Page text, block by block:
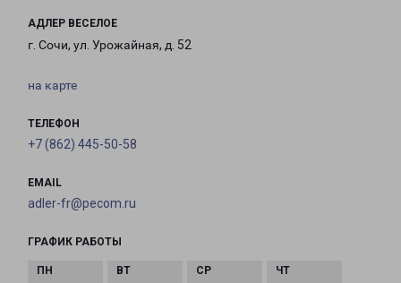
АДЛЕР ВЕСЕЛОЕ
г. Сочи, ул. Урожайная, д. 52
на карте
ТЕЛЕФОН
+7 (862) 445-50-58
EMAIL
adler-fr@pecom.ru
ГРАФИК РАБОТЫ